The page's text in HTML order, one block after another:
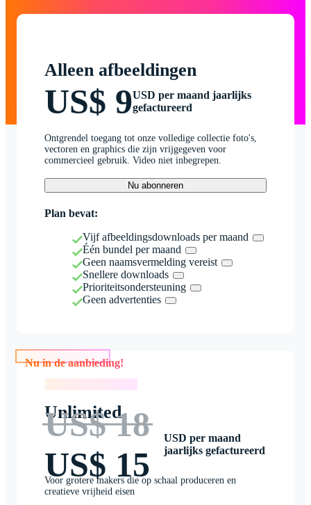
Alleen afbeeldingen
US$ 9USD per maand jaarlijks
gefactureerd
Ontgrendel toegang tot onze volledige collectie foto's,
vectoren en graphics die zijn vrijgegeven voor
commercieel gebruik. Video niet inbegrepen.
Nu abonneren
Plan bevat:
Vijf afbeeldingsdownloads per maand
Één bundel per maand
Geen naamsvermelding vereist
Snellere downloads
Prioriteitsondersteuning
Geen advertenties
Nu in de aanbieding!
Unlimited
US$ 18
US$ 15
USD per maand
jaarlijks gefactureerd
Voor grotere makers die op schaal produceren en
creatieve vrijheid eisen